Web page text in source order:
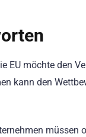
EU möchte den
kann den
müssen